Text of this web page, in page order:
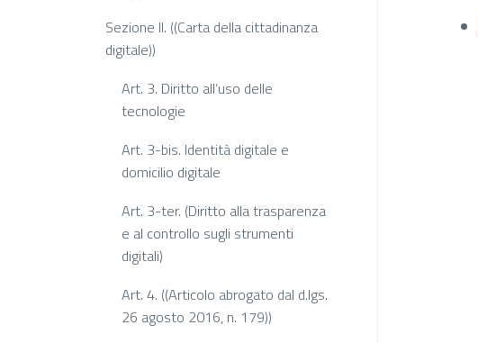
Sezione II. ((Carta della cittadinanza
digitale))
Art. 3. Diritto all’uso delle
tecnologie
Art. 3-bis. Identità digitale e
domicilio digitale
Art. 3-ter. (Diritto alla trasparenza
e al controllo sugli strumenti
digitali)
Art. 4. ((Articolo abrogato dal d.lgs.
26 agosto 2016, n. 179))